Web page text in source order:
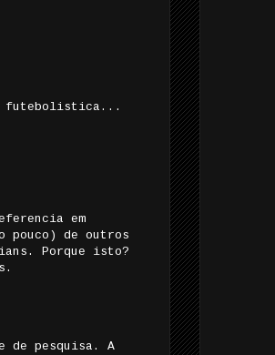
futebolistica...
em
pouco) de outros
Porque isto?
de pesquisa. A